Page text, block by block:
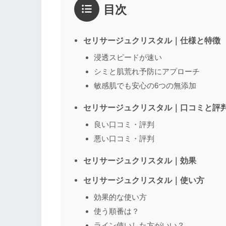
2点
1点
感想*
（任意）
目次
セリサージュクリスタル｜仕様と特徴
浸透スピードが速い
シミと肌荒れ予防にアプローチ
敏感肌でも安心の6つの無添加
セリサージュクリスタル｜口コミと評
良い口コミ・評判
悪い口コミ・評判
セリサージュクリスタル｜効果
セリサージュクリスタル｜使い方
効果的な使い方
使う順番は？